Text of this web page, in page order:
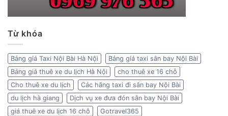
Từ khóa
Bảng giá Taxi Nội Bài Hà Nội
Bảng giá taxi sân bay Nội Bài
Bảng giá thuê xe du lịch Hà Nội
cho thuê xe 16 chỗ
Cho thuê xe du lịch
Các hãng taxi đi sân bay Nội Bài
du lịch hà giang
Dịch vụ xe đưa đón sân bay Nội Bài
giá thuê xe du lịch 16 chỗ
Gotravel365